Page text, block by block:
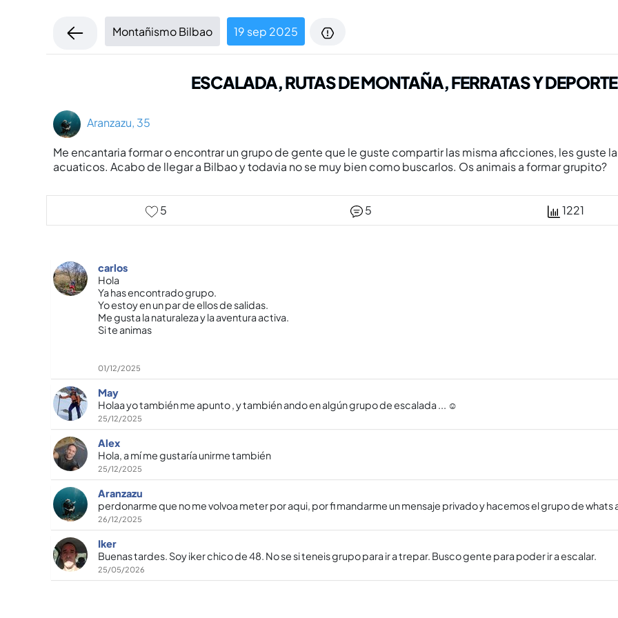
Montañismo Bilbao 19 sep 2025
ESCALADA, RUTAS DE MONTAÑA, FERRATAS Y
Aranzazu, 35
Me encantaria formar o encontrar un grupo de gente que le guste compartir las misma aficciones, les guste
acuaticos. Acabo de llegar a Bilbao y todavia no se muy bien como buscarlos. Os animais a formar grupito?
5 5 1221
carlos
Hola
Ya has encontrado grupo.
Yo estoy en un par de ellos de salidas.
Me gusta la naturaleza y la aventura activa.
Si te animas
01/12/2025
May
Holaa yo también me apunto , y también ando en algún grupo de escalada ... ☺️
25/12/2025
Alex
Hola, a mí me gustaría unirme también
25/12/2025
Aranzazu
perdonarme que no me volvoa meter por aqui, por fi mandarme un mensaje privado y hacemos el grupo de whats
26/12/2025
Iker
Buenas tardes. Soy iker chico de 48. No se si teneis grupo para ir a trepar. Busco gente para poder ir a escalar.
25/05/2026